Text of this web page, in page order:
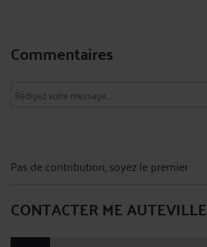
Commentaires
Pas de contribution, soyez le premier
CONTACTER ME AUTEVILLE